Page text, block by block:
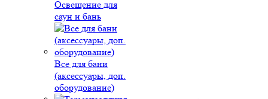
Освещение для
саун и бань
Все для бани
(аксессуары, доп.
оборудование)